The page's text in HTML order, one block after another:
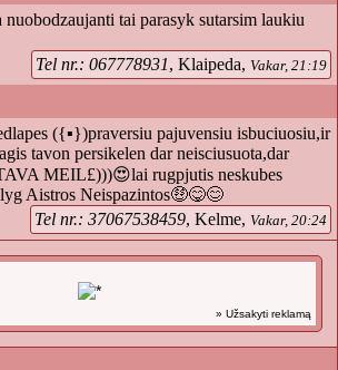
nuobodzaujanti tai parasyk sutarsim laukiu
Tel nr.: 067778931, Klaipeda, Vakar, 21:19
({▪})praversiu pajuvensiu isbuciuosiu,ir
tavon persikelen dar neisciusuota,dar
MEIL£)))😍lai rugpjutis neskubes
Aistros Neispazintos🤑😋😊
Tel nr.: 37067538459, Kelme, Vakar, 20:24
» Užsakyti reklamą